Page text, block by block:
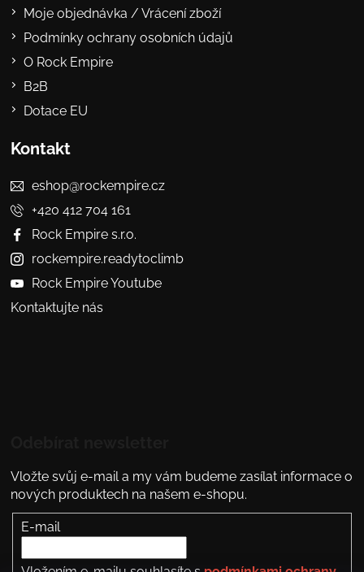
Moje objednávka / Vrácení zboží
Podmínky ochrany osobních údajů
O Rock Empire
B2B
Dotace EU
Kontakt
eshop@rockempire.cz
+420 412 704 161
Rock Empire s.r.o.
rockempire.readytoclimb
Rock Empire Youtube
Kontaktujte nás
Vložte svůj e-mail a my vám budeme zasílat informace o
nových produktech na našem e-shopu.
E-mail